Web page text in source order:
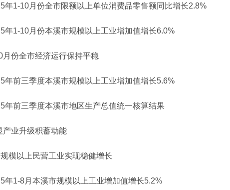
年1-10月份全市限额以上单位消费品零售额同比增长2.8%
年1-10月份本溪市规模以上工业增加值增长6.0%
月份全市经济运行保持平稳
年前三季度本溪市规模以上工业增加值增长5.6%
年前三季度本溪市地区生产总值统一核算结果
产业升级积蓄动能
模以上民营工业实现稳健增长
年1-8月本溪市规模以上工业增加值增长5.2%